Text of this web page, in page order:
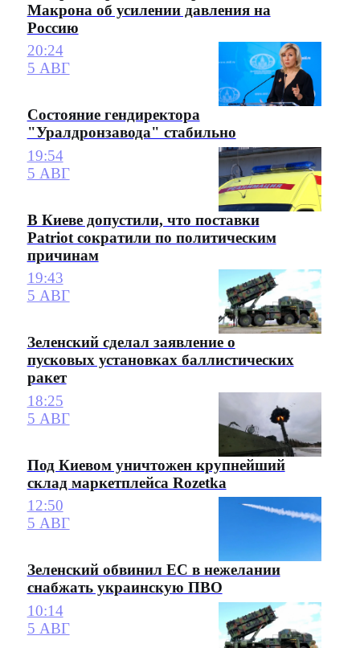
Макрона об усилении давления на
Россию
20:24
5 АВГ
Состояние гендиректора
"Уралдронзавода" стабильно
19:54
5 АВГ
В Киеве допустили, что поставки
Patriot сократили по политическим
причинам
19:43
5 АВГ
Зеленский сделал заявление о
пусковых установках баллистических
ракет
18:25
5 АВГ
Под Киевом уничтожен крупнейший
склад маркетплейса Rozetka
12:50
5 АВГ
Зеленский обвинил ЕС в нежелании
снабжать украинскую ПВО
10:14
5 АВГ